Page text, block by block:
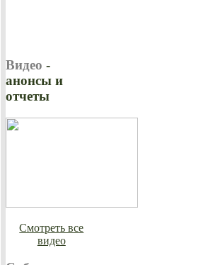
Видео -
анонсы и
отчеты
Смотреть все
видео